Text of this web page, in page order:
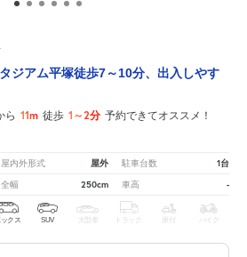
ジアム平塚徒歩7～10分、出入しやす
ら 11m 徒歩 1～2分 予約できてオススメ！
屋内外形式 屋外 駐車台数 1台
全幅 250cm 車高 -
クス SUV 大型車 トラック 原付 バイク